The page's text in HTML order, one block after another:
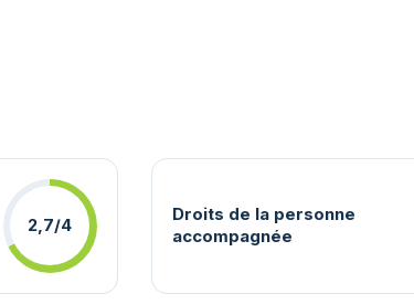
2,7/4
Droits de la personne
accompagnée